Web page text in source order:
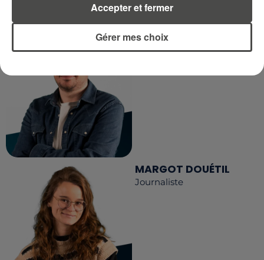
DIMITRI COUTAND
Journaliste
MARGOT DOUÉTIL
Journaliste
Gérer mes choix
Accepter et fermer